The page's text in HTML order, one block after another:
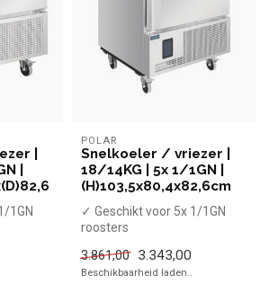
|
|
1GN
POLAR
Snelkoeler / vriezer |
18/14KG | 5x 1/1GN |
(H)103,5x80,4x82,6cm
✓ Geschikt voor 5x 1/1GN
roosters
vriezen 14 kg
✓ K...
3.861,00 3.343,00
Beschikbaarheid laden..